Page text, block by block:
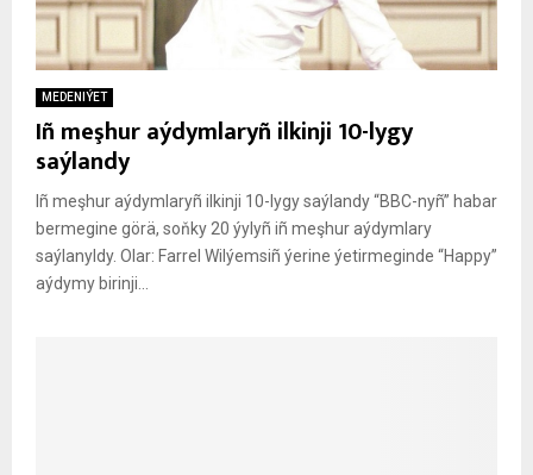
MEDENIÝET
Iñ meşhur aýdymlaryñ ilkinji 10-lygy
saýlandy
Iñ meşhur aýdymlaryñ ilkinji 10-lygy saýlandy “BBC-nyñ” habar
bermegine görä, soňky 20 ýylyñ iñ meşhur aýdymlary
saýlanyldy. Olar: Farrel Wilýemsiñ ýerine ýetirmeginde “Happy”
aýdymy birinji...